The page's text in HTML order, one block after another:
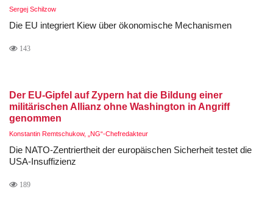
Sergej Schilzow
Die EU integriert Kiew über ökonomische Mechanismen
143
Der EU-Gipfel auf Zypern hat die Bildung einer
militärischen Allianz ohne Washington in Angriff
genommen
Konstantin Remtschukow, „NG“-Chefredakteur
Die NATO-Zentriertheit der europäischen Sicherheit testet die
USA-Insuffizienz
189